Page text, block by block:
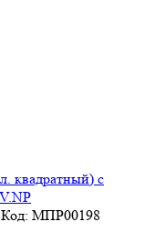
квадратный) с
Код: MПР00198